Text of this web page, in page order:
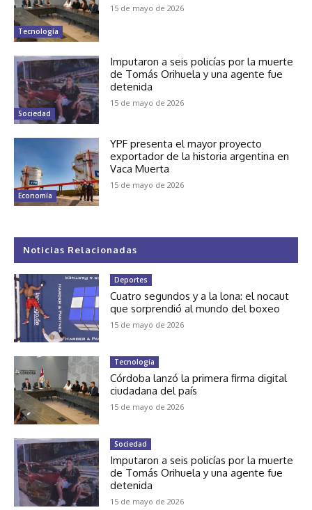
Tecnología
15 de mayo de 2026
Sociedad
Imputaron a seis policías por la muerte
de Tomás Orihuela y una agente fue
detenida
15 de mayo de 2026
Economía
YPF presenta el mayor proyecto
exportador de la historia argentina en
Vaca Muerta
15 de mayo de 2026
Noticias Relacionadas
Deportes
Cuatro segundos y a la lona: el nocaut
que sorprendió al mundo del boxeo
15 de mayo de 2026
Tecnología
Córdoba lanzó la primera firma digital
ciudadana del país
15 de mayo de 2026
Sociedad
Imputaron a seis policías por la muerte
de Tomás Orihuela y una agente fue
detenida
15 de mayo de 2026